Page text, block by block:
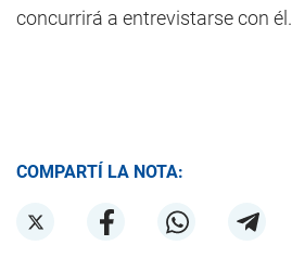
concurrirá a entrevistarse con él.
COMPARTÍ LA NOTA: